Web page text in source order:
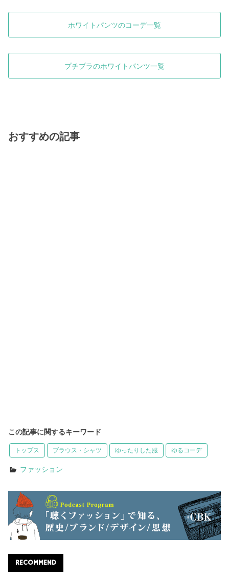
ホワイトパンツのコーデ一覧
プチプラのホワイトパンツ一覧
おすすめの記事
この記事に関するキーワード
トップス ブラウス・シャツ ゆったりした服 ゆるコーデ
ファッション
RECOMMEND